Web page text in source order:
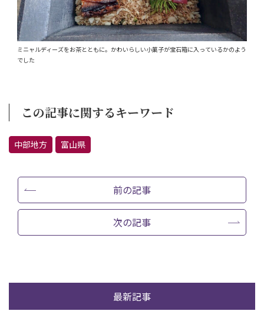
ミニャルディーズをお茶とともに。かわいらしい小菓子が宝石箱に入っているかのよう
でした
この記事に関するキーワード
中部地方 富山県
前の記事
次の記事
最新記事